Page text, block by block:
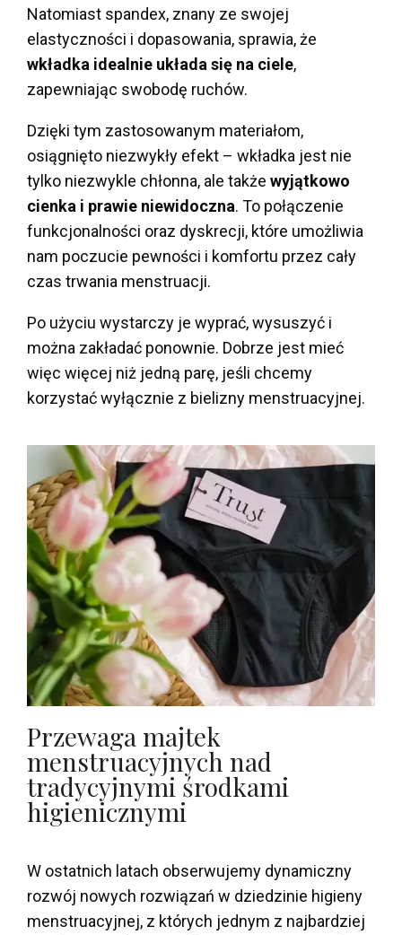
Natomiast spandex, znany ze swojej
elastyczności i dopasowania, sprawia, że
wkładka idealnie układa się na ciele,
zapewniając swobodę ruchów.
Dzięki tym zastosowanym materiałom,
osiągnięto niezwykły efekt – wkładka jest nie
tylko niezwykle chłonna, ale także wyjątkowo
cienka i prawie niewidoczna. To połączenie
funkcjonalności oraz dyskrecji, które umożliwia
nam poczucie pewności i komfortu przez cały
czas trwania menstruacji.
Po użyciu wystarczy je wyprać, wysuszyć i
można zakładać ponownie. Dobrze jest mieć
więc więcej niż jedną parę, jeśli chcemy
korzystać wyłącznie z bielizny menstruacyjnej.
Przewaga majtek
menstruacyjnych nad
tradycyjnymi środkami
higienicznymi
W ostatnich latach obserwujemy dynamiczny
rozwój nowych rozwiązań w dziedzinie higieny
menstruacyjnej, z których jednym z najbardziej